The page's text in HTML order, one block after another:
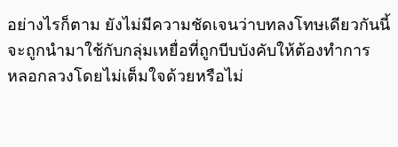
อย่างไรก็ตาม ยังไม่มีความชัดเจนว่าบทลงโทษเดียวกันนี้
จะถูกนำมาใช้กับกลุ่มเหยื่อที่ถูกบีบบังคับให้ต้องทำการ
หลอกลวงโดยไม่เต็มใจด้วยหรือไม่